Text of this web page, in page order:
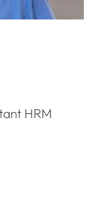
HRM